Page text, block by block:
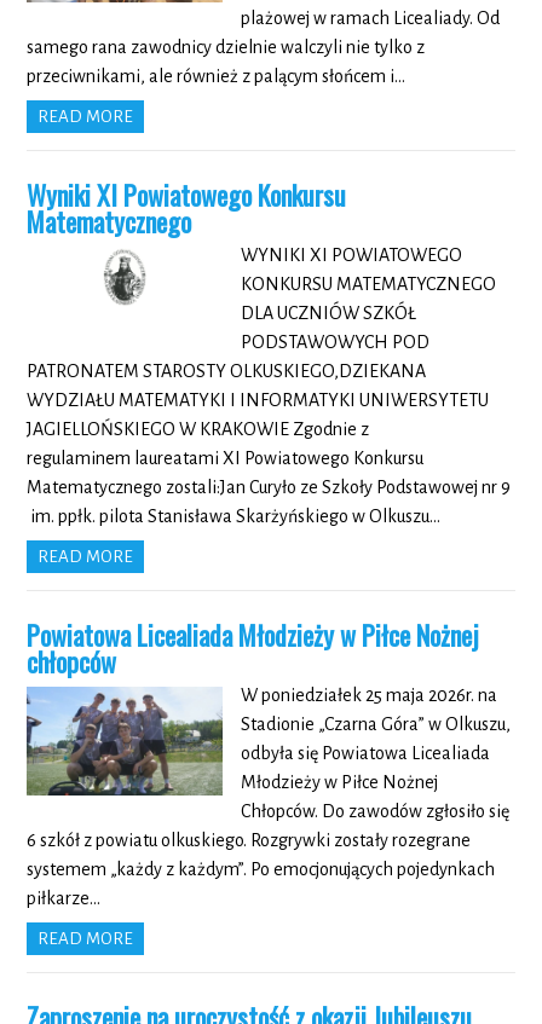
plażowej w ramach Licealiady. Od
samego rana zawodnicy dzielnie walczyli nie tylko z
przeciwnikami, ale również z palącym słońcem i…
READ MORE
Wyniki XI Powiatowego Konkursu
Matematycznego
WYNIKI XI POWIATOWEGO
KONKURSU MATEMATYCZNEGO
DLA UCZNIÓW SZKÓŁ
PODSTAWOWYCH POD
PATRONATEM STAROSTY OLKUSKIEGO,DZIEKANA
WYDZIAŁU MATEMATYKI I INFORMATYKI UNIWERSYTETU
JAGIELLOŃSKIEGO W KRAKOWIE Zgodnie z
regulaminem laureatami XI Powiatowego Konkursu
Matematycznego zostali:Jan Curyło ze Szkoły Podstawowej nr 9
im. ppłk. pilota Stanisława Skarżyńskiego w Olkuszu…
READ MORE
Powiatowa Licealiada Młodzieży w Piłce Nożnej
chłopców
W poniedziałek 25 maja 2026r. na
Stadionie „Czarna Góra” w Olkuszu,
odbyła się Powiatowa Licealiada
Młodzieży w Piłce Nożnej
Chłopców. Do zawodów zgłosiło się
6 szkół z powiatu olkuskiego. Rozgrywki zostały rozegrane
systemem „każdy z każdym”. Po emocjonujących pojedynkach
piłkarze…
READ MORE